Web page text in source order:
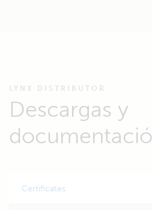
LYNX DISTRIBUTOR
Descargas y
Certificates